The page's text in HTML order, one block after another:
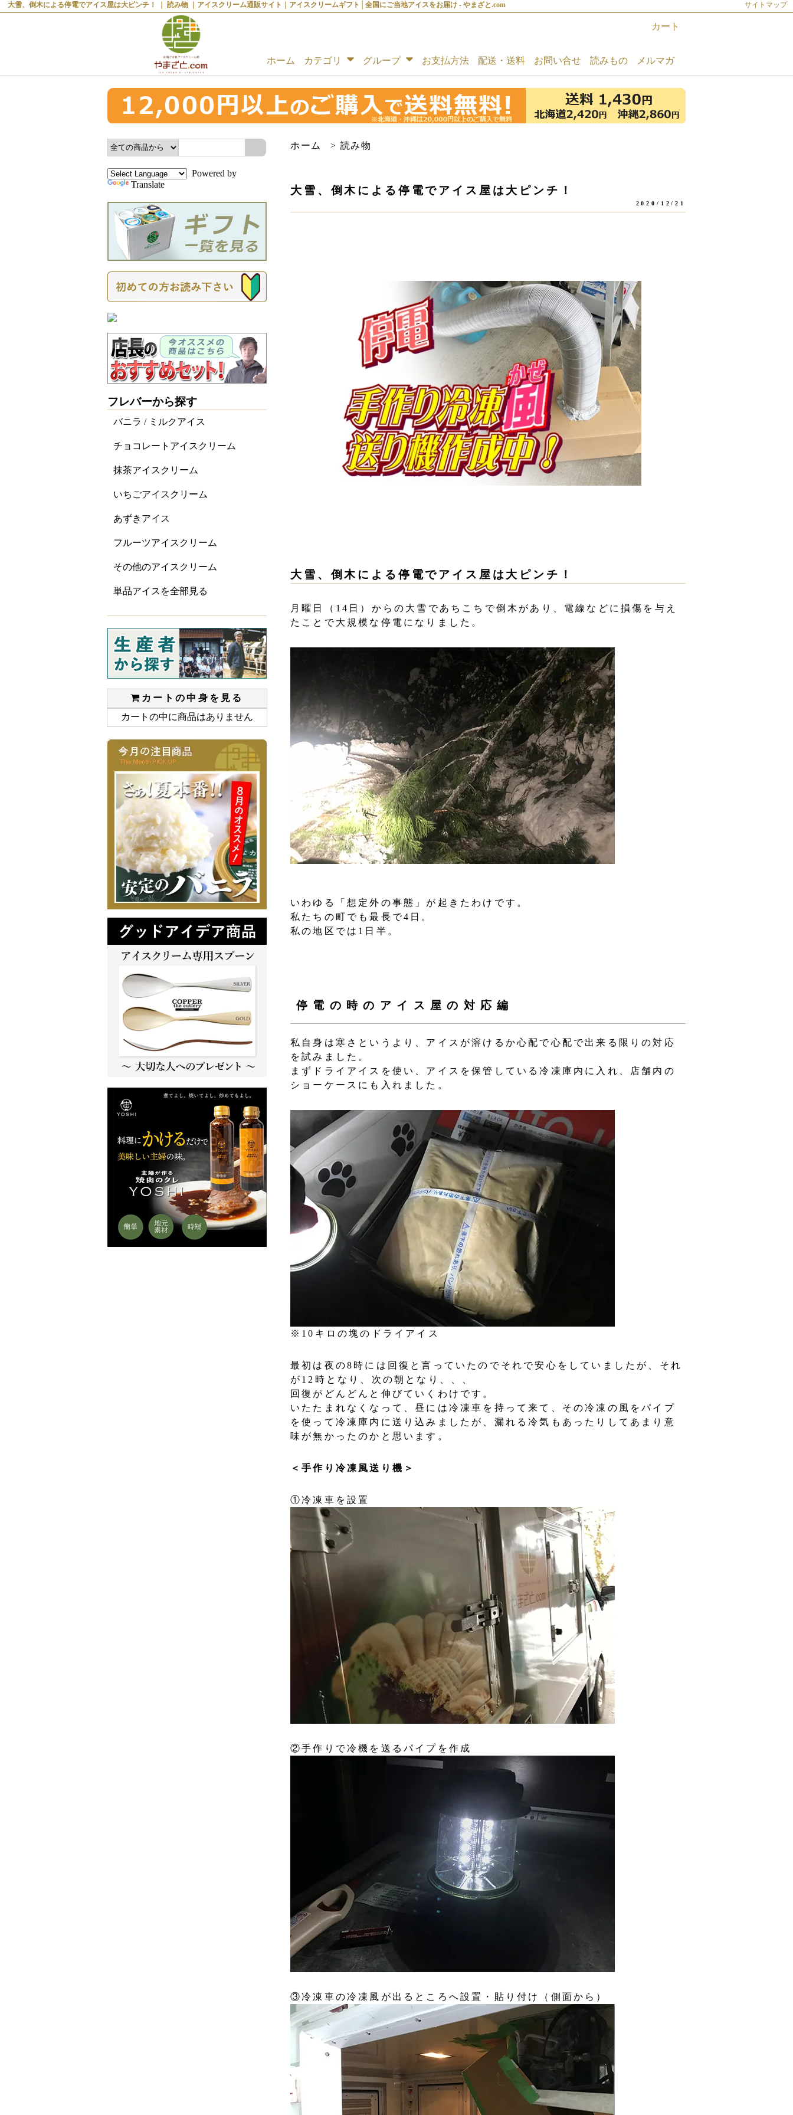
大雪、倒木による停電でアイス屋は大ピンチ！ ｜ 読み物 ｜アイスクリーム通販サイト｜アイスクリームギフト│全国にご当地アイスをお届け - やまざと.com サイトマップ
カート
ホーム カテゴリ グループ お支払方法 配送・送料 お問い合せ 読みもの メルマガ
ホーム > 読み物
大雪、倒木による停電でアイス屋は大ピンチ！
2020/12/21
大雪、倒木による停電でアイス屋は大ピンチ！
月曜日（14日）からの大雪であちこちで倒木があり、電線などに損傷を与え
たことで大規模な停電になりました。
いわゆる「想定外の事態」が起きたわけです。
私たちの町でも最長で4日。
私の地区では1日半。
停電の時のアイス屋の対応編
私自身は寒さというより、アイスが溶けるか心配で心配で出来る限りの対応
を試みました。
まずドライアイスを使い、アイスを保管している冷凍庫内に入れ、店舗内の
ショーケースにも入れました。
※10キロの塊のドライアイス
最初は夜の8時には回復と言っていたのでそれで安心をしていましたが、それ
が12時となり、次の朝となり、、、
回復がどんどんと伸びていくわけです。
いたたまれなくなって、昼には冷凍車を持って来て、その冷凍の風をパイプ
を使って冷凍庫内に送り込みましたが、漏れる冷気もあったりしてあまり意
味が無かったのかと思います。
＜手作り冷凍風送り機＞
①冷凍車を設置
②手作りで冷機を送るパイプを作成
③冷凍車の冷凍風が出るところへ設置・貼り付け（側面から）
Powered by
Translate
フレバーから探す
バニラ / ミルクアイス
チョコレートアイスクリーム
抹茶アイスクリーム
いちごアイスクリーム
あずきアイス
フルーツアイスクリーム
その他のアイスクリーム
単品アイスを全部見る
カートの中身を見る
カートの中に商品はありません